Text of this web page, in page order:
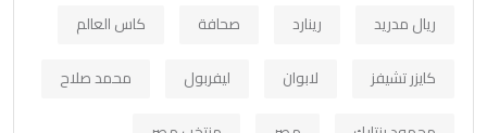
ريال مدريد
رينارد صحافة
كاس العالم
كايزر تشيفز
لابوان ليفربول
محمد صلاح